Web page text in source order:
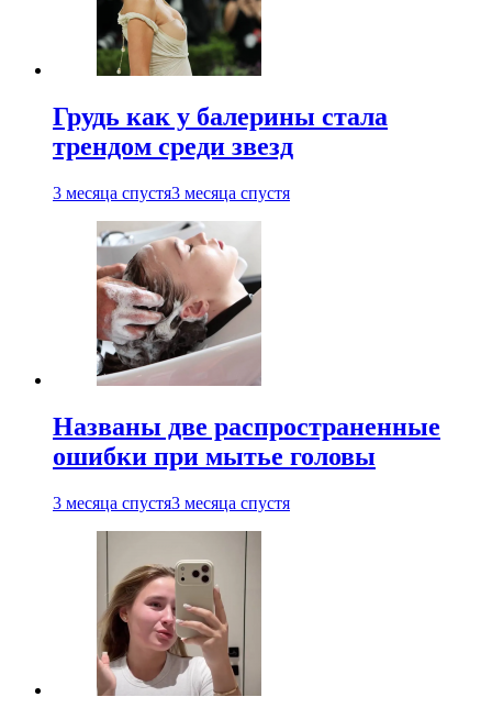
Грудь как у балерины стала
трендом среди звезд
3 месяца спустя3 месяца спустя
Названы две распространенные
ошибки при мытье головы
3 месяца спустя3 месяца спустя